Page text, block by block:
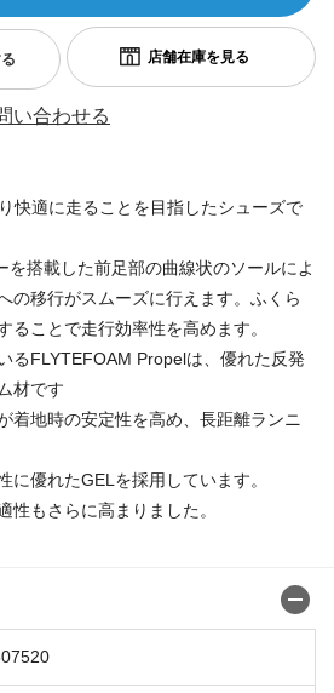
い合わせる
快適に走ることを目指したシューズで
を搭載した前足部の曲線状のソールによ
の移行がスムーズに行えます。ふくら
ることで走行効率性を高めます。
るFLYTEFOAM Propelは、優れた反発
材です
着地時の安定性を高め、長距離ランニ
に優れたGELを採用しています。
性もさらに高まりました。